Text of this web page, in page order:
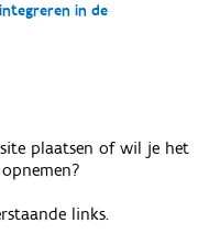
in de
plaatsen of wil je het
links.